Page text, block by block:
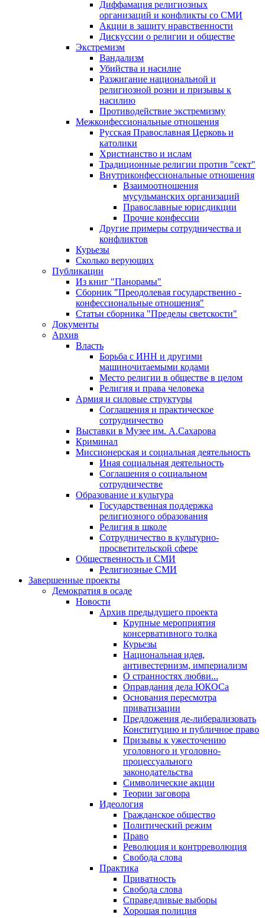
Диффамация религиозных
организаций и конфликты со СМИ
Акции в защиту нравственности
Дискуссии о религии и обществе
Экстремизм
Вандализм
Убийства и насилие
Разжигание национальной и
религиозной розни и призывы к
насилию
Противодействие экстремизму
Межконфессиональные отношения
Русская Православная Церковь и
католики
Христианство и ислам
Традиционные религии против "сект"
Внутриконфессиональные отношения
Взаимоотношения
мусульманских организаций
Православные юрисдикции
Прочие конфессии
Другие примеры сотрудничества и
конфликтов
Курьезы
Сколько верующих
Публикации
Из книг "Панорамы"
Сборник "Преодолевая государственно -
конфессиональные отношения"
Статьи сборника "Пределы светскости"
Документы
Архив
Власть
Борьба с ИНН и другими
машиночитаемыми кодами
Место религии в обществе в целом
Религия и права человека
Армия и силовые структуры
Соглашения и практическое
сотрудничество
Выставки в Музее им. А.Сахарова
Криминал
Миссионерская и социальная деятельность
Иная социальная деятельность
Соглашения о социальном
сотрудничестве
Образование и культура
Государственная поддержка
религиозного образования
Религия в школе
Сотрудничество в культурно-
просветительской сфере
Общественность и СМИ
Религиозные СМИ
Завершенные проекты
Демократия в осаде
Новости
Архив предыдущего проекта
Крупные мероприятия
консервативного толка
Курьезы
Национальная идея,
антивестернизм, империализм
О странностях любви...
Оправдания дела ЮКОСа
Основания пересмотра
приватизации
Предложения де-либерализовать
Конституцию и публичное право
Призывы к ужесточению
уголовного и уголовно-
процессуального
законодательства
Символические акции
Теории заговора
Идеология
Гражданское общество
Политический режим
Право
Революция и контрреволюция
Свобода слова
Практика
Приватность
Свобода слова
Справедливые выборы
Хорошая полиция